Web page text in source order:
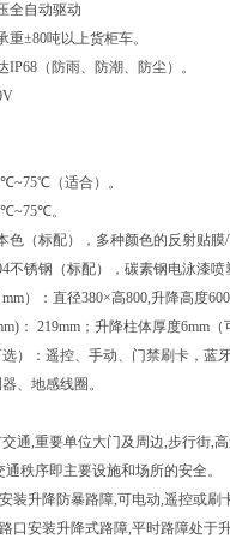
全自动驱动
重±80吨以上货柜车。
IP68 （防雨、防潮、防尘）。
℃~75℃ （适合）。
℃~75℃。
色（标配），多种颜色的反射贴膜/
不锈钢（标配），碳素钢电泳漆喷
mm）：直径380×高800,升降高度
： 219mm ；升降柱体厚度6mm
）：遥控、手动、门禁刷卡，蓝
、地感线圈。
通,重要单位大门及周边,步行街,
秩序即主要设施和场所的安全。
装升降防暴路障,可电动,遥控或刷
口安装升降式路障,平时路障处于